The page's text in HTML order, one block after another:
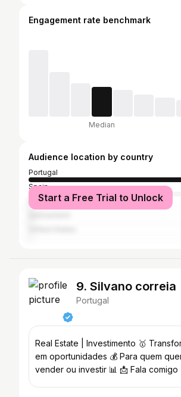
Engagement rate benchmark
Median
Audience location by country
Portugal
Spain
Brazil
Start a Free Trial to Unlock
9. Silvano correia
Portugal
Real Estate | Investimento 🥇 Transformo imóveis
em oportunidades 💰 Para quem quer comprar,
vender ou investir 📊 📩 Fala comigo